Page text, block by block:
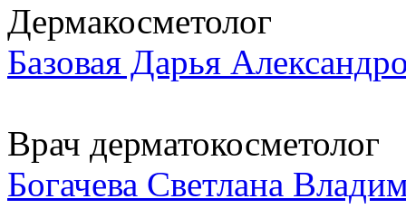
Дермакосметолог
Базовая Дарья
Врач дерматокосметолог
Богачева Светлана